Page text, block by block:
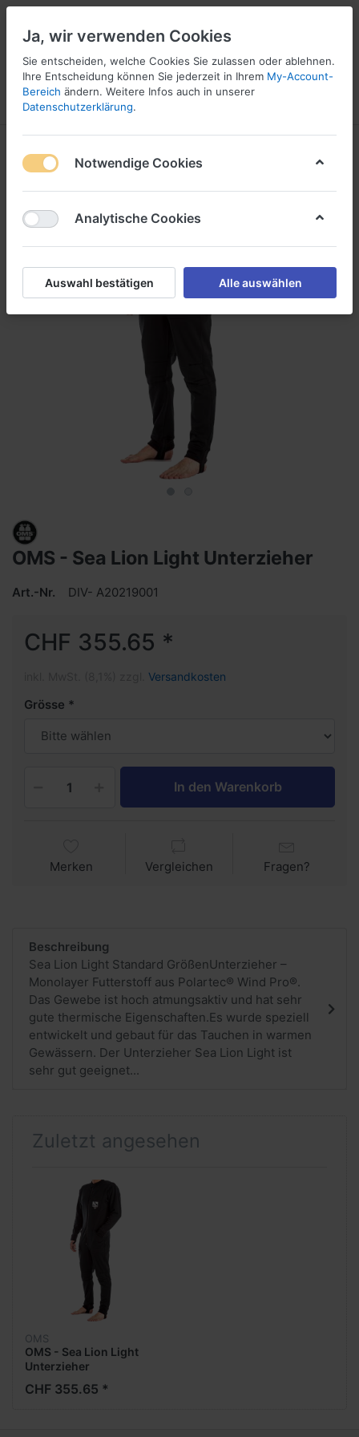
Menü Anmelden
16
OMS - Sea Lion Light Unterzieher
Art.-Nr. DIV- A20219001
CHF 355.65 *
Versandkosten
Grösse
In den Warenkorb
Merken Vergleichen Fragen?
Beschreibung
Sea Lion Light Standard GrößenUnterzieher –
Monolayer Futterstoff aus Polartec® Wind Pro®.
Das Gewebe ist hoch atmungsaktiv und hat sehr
gute thermische Eigenschaften.Es wurde speziell
entwickelt und gebaut für das Tauchen in warmen
Gewässern. Der Unterzieher Sea Lion Light ist
sehr gut geeignet...
Zuletzt angesehen
OMS
OMS - Sea Lion Light
Unterzieher
CHF 355.65 *
Ja, wir verwenden Cookies
Sie entscheiden, welche Cookies Sie zulassen oder ablehnen.
Ihre Entscheidung können Sie jederzeit in Ihrem My-Account-
Bereich ändern. Weitere Infos auch in unserer
Datenschutzerklärung.
Notwendige Cookies
Analytische Cookies
Auswahl bestätigen Alle auswählen